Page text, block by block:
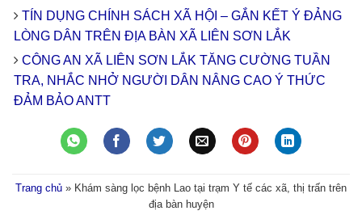
TÍN DỤNG CHÍNH SÁCH XÃ HỘI – GẮN KẾT Ý ĐẢNG
LÒNG DÂN TRÊN ĐỊA BÀN XÃ LIÊN SƠN LẮK
CÔNG AN XÃ LIÊN SƠN LẮK TĂNG CƯỜNG TUẦN
TRA, NHẮC NHỞ NGƯỜI DÂN NÂNG CAO Ý THỨC
ĐẢM BẢO ANTT
Trang chủ » Khám sàng lọc bệnh Lao tại trạm Y tế các xã, thị trấn trên
địa bàn huyện